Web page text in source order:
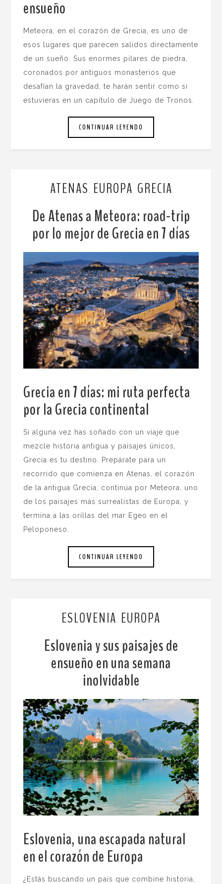
ensueño
Meteora, en el corazón de Grecia, es uno de
esos lugares que parecen salidos directamente
de un sueño. Sus enormes pilares de piedra,
coronados por antiguos monasterios que
desafían la gravedad, te harán sentir como si
estuvieras en un capítulo de Juego de Tronos.
CONTINUAR LEYENDO
ATENAS EUROPA GRECIA
De Atenas a Meteora: road-trip
por lo mejor de Grecia en 7 días
Grecia en 7 días: mi ruta perfecta
por la Grecia continental
Si alguna vez has soñado con un viaje que
mezcle historia antigua y paisajes únicos,
Grecia es tu destino. Prepárate para un
recorrido que comienza en Atenas, el corazón
de la antigua Grecia, continúa por Meteora, uno
de los paisajes más surrealistas de Europa, y
termina a las orillas del mar Egeo en el
Peloponeso.
CONTINUAR LEYENDO
ESLOVENIA EUROPA
Eslovenia y sus paisajes de
ensueño en una semana
inolvidable
Eslovenia, una escapada natural
en el corazón de Europa
¿Estás buscando un país que combine historia,